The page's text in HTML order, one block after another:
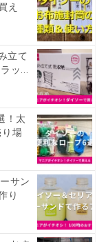
え
立て
ッ...
！太
場
サン
り